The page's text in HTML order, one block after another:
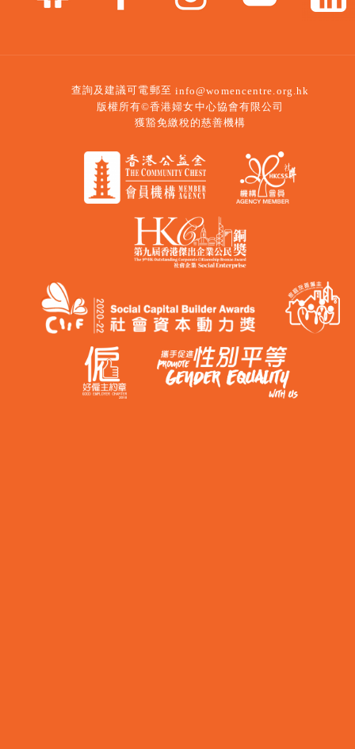
查詢及建議可電郵至 info@womencentre.org.hk
版權所有©香港婦女中心協會有限公司
獲豁免繳稅的慈善機構